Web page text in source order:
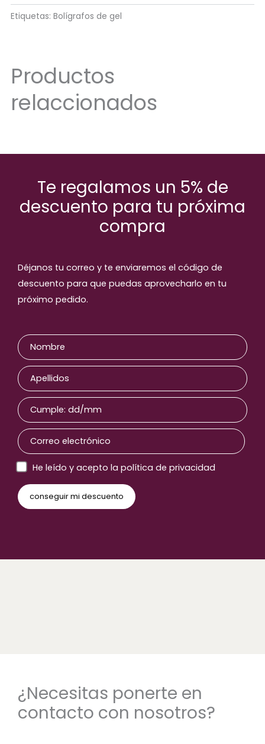
Etiquetas: Bolígrafos de gel
Productos
relaccionados
Te regalamos un 5% de
descuento para tu próxima
compra
Déjanos tu correo y te enviaremos el código de
descuento para que puedas aprovecharlo en tu
próximo pedido.
He leído y acepto la política de privacidad
¿Necesitas ponerte en
contacto con nosotros?